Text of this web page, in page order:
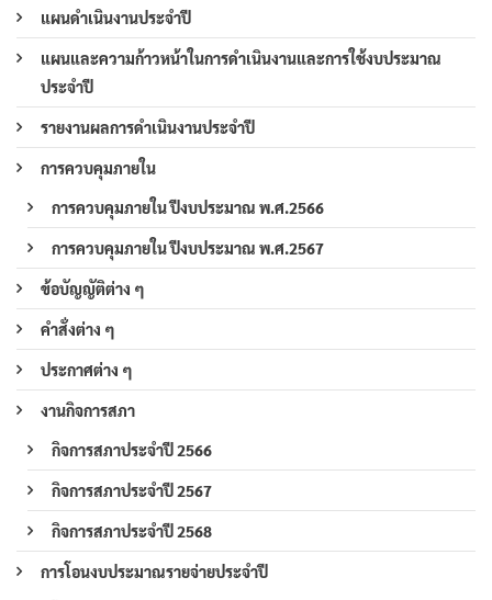
แผนดำเนินงานประจำปี
แผนและความก้าวหน้าในการดำเนินงานและการใช้งบประมาณ
ประจำปี
รายงานผลการดำเนินงานประจำปี
การควบคุมภายใน
การควบคุมภายใน ปีงบประมาณ พ.ศ.2566
การควบคุมภายใน ปีงบประมาณ พ.ศ.2567
ข้อบัญญัติต่าง ๆ
คำสั่งต่าง ๆ
ประกาศต่าง ๆ
งานกิจการสภา
กิจการสภาประจำปี 2566
กิจการสภาประจำปี 2567
กิจการสภาประจำปี 2568
การโอนงบประมาณรายจ่ายประจำปี